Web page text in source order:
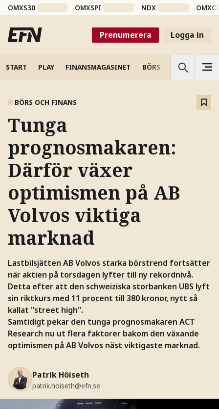
OMXS30 OMXSPI NDX
Prenumerera Logga in
START PLAY FINANSMAGASINET BÖRS VETENSKAP
BÖRS OCH FINANS
Tunga
prognosmakaren:
Därför växer
optimismen på AB
Volvos viktiga
marknad
Lastbilsjätten AB Volvos starka börstrend fortsätter
när aktien på torsdagen lyfter till ny rekordnivå.
Detta efter att den schweiziska storbanken UBS lyft
sin riktkurs med 11 procent till 380 kronor, nytt så
kallat "street high".
Samtidigt pekar den tunga prognosmakaren ACT
Research nu ut flera faktorer bakom den växande
optimismen på AB Volvos näst viktigaste marknad.
Patrik Höiseth
patrik.hoiseth@efn.se